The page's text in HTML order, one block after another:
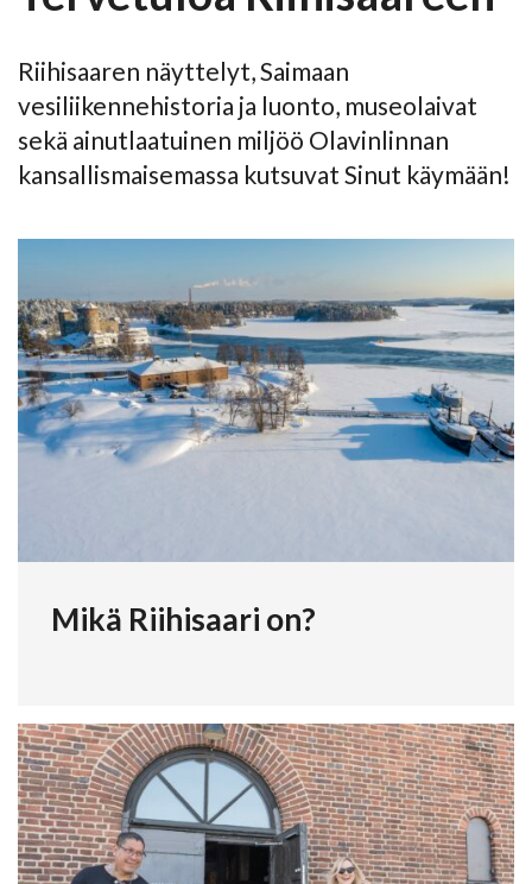
Riihisaaren näyttelyt, Saimaan
vesiliikennehistoria ja luonto, museolaivat
sekä ainutlaatuinen miljöö Olavinlinnan
kansallismaisemassa kutsuvat Sinut käymään!
Mikä Riihisaari on?